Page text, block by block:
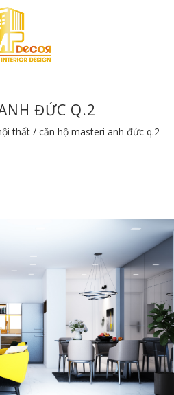
ĐỨC Q.2
thất / căn hộ masteri anh đức q.2